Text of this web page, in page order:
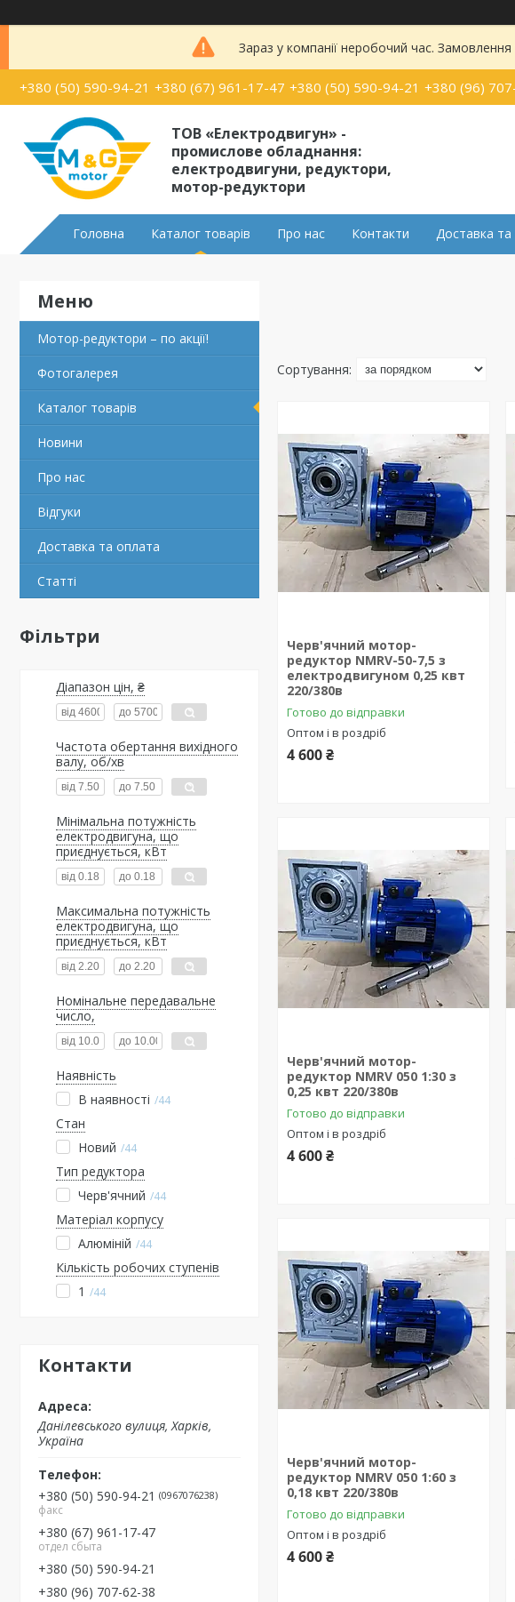
Зараз у компанії неробочий час.
+380 (50) 590-94-21 +380 (67) 961-17-47 +380 (50) 590-94-21 +380 (96)
ТОВ «Електродвигун» -
промислове обладнання:
електродвигуни, редуктори,
мотор-редуктори
Головна Каталог товарів Про нас Контакти Доставка та
Мотор-редуктори – по акції!
Фотогалерея
Каталог товарів
Новини
Про нас
Відгуки
Доставка та оплата
Статті
Фільтри
Діапазон цін, ₴
Частота обертання вихідного
валу, об/хв
Мінімальна потужність
електродвигуна, що
приєднується, кВт
Максимальна потужність
електродвигуна, що
приєднується, кВт
Номінальне передавальне
число,
Наявність
В наявності
44
Стан
Новий
44
Тип редуктора
Черв'ячний
44
Матеріал корпусу
Алюміній
44
Кількість робочих ступенів
1
44
Контакти
Данілевського вулиця, Харків,
Україна
+380 (50) 590-94-21 0967076238
факс
+380 (67) 961-17-47
отдел сбыта
+380 (50) 590-94-21
+380 (96) 707-62-38
Черв'ячний мотор-
редуктор NMRV-50-7,5 з
електродвигуном 0,25 квт
220/380в
Готово до відправки
Оптом і в роздріб
4 600 ₴
Черв'ячний мотор-
редуктор NMRV 050 1:30 з
0,25 квт 220/380в
Готово до відправки
Оптом і в роздріб
4 600 ₴
Черв'ячний мотор-
редуктор NMRV 050 1:60 з
0,18 квт 220/380в
Готово до відправки
Оптом і в роздріб
4 600 ₴